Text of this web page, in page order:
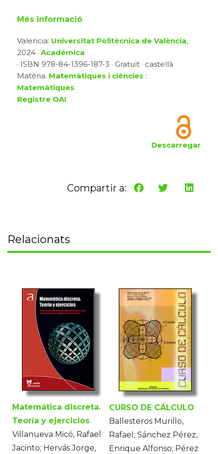
Més informació
Valencia: Universitat Politècnica de València,
2024 · Académica
· ISBN 978-84-1396-187-3 · Gratuït · castellà
Matèria: Matemàtiques i ciències :
Matemàtiques
Registre OAI
Descarregar
Compartir a:
Relacionats
Matemática discreta.
Teoría y ejercicios
Villanueva Micó, Rafael
Jacinto; Hervás Jorge,
CURSO DE CÁLCULO
Ballesteros Murillo,
Rafael; Sánchez Pérez,
Enrique Alfonso; Pérez